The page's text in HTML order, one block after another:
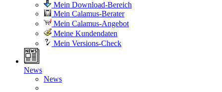
Mein Download-Bereich
Mein Calamus-Berater
Mein Calamus-Angebot
Meine Kundendaten
Mein Versions-Check
News
News